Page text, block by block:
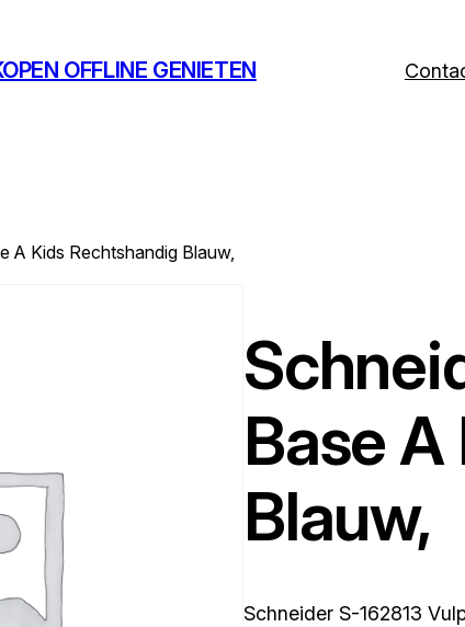
OFFLINE GENIETEN
A Kids Rechtshandig Blauw,
Base
Blauw,
Schneider S-162813